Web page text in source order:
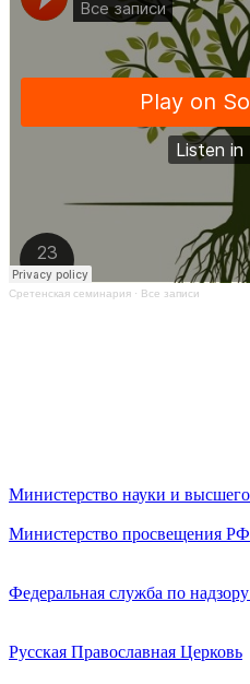
Сретенская семинария · Все записи
Министерство науки и
Министерство просвещения РФ
Федеральная служба по
Русская Православная Церковь